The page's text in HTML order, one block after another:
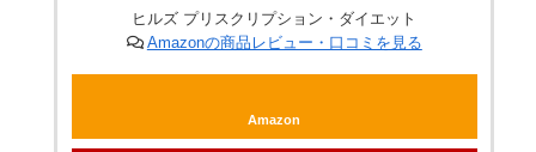
ヒルズ プリスクリプション・ダイエット
Amazonの商品レビュー・口コミを見る
Amazon